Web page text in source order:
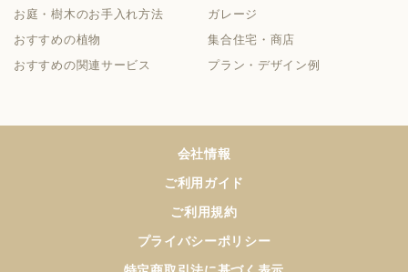
お庭・樹木のお手入れ方法
おすすめの植物
おすすめの関連サービス
ガレージ
集合住宅・商店
プラン・デザイン例
会社情報
ご利用ガイド
ご利用規約
プライバシーポリシー